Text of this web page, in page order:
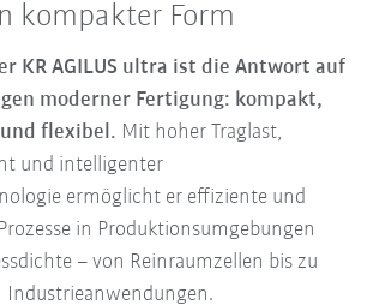
kompakter Form
KR AGILUS ultra ist die Antwort auf
moderner Fertigung: kompakt,
flexibel. Mit hoher Traglast,
und intelligenter
ermöglicht er effiziente und
in Produktionsumgebungen
– von Reinraumzellen bis zu
Industrieanwendungen.